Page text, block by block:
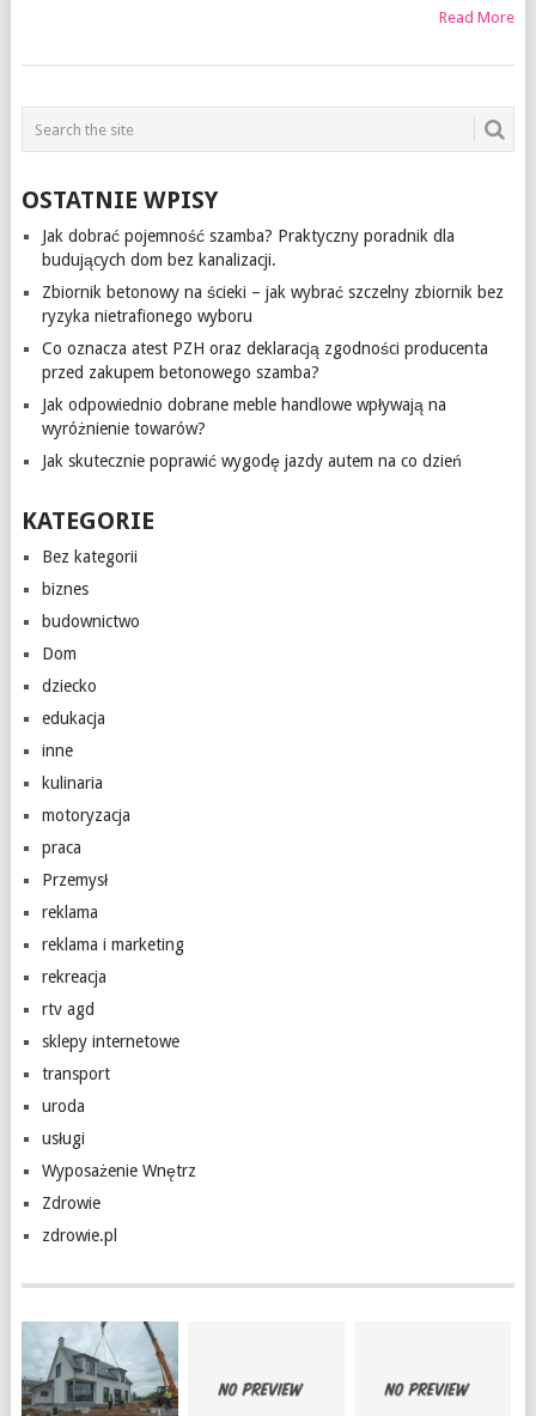
Read More
OSTATNIE WPISY
Jak dobrać pojemność szamba? Praktyczny poradnik dla
budujących dom bez kanalizacji.
Zbiornik betonowy na ścieki – jak wybrać szczelny zbiornik bez
ryzyka nietrafionego wyboru
Co oznacza atest PZH oraz deklaracją zgodności producenta
przed zakupem betonowego szamba?
Jak odpowiednio dobrane meble handlowe wpływają na
wyróżnienie towarów?
Jak skutecznie poprawić wygodę jazdy autem na co dzień
KATEGORIE
Bez kategorii
biznes
budownictwo
Dom
dziecko
edukacja
inne
kulinaria
motoryzacja
praca
Przemysł
reklama
reklama i marketing
rekreacja
rtv agd
sklepy internetowe
transport
uroda
usługi
Wyposażenie Wnętrz
Zdrowie
zdrowie.pl